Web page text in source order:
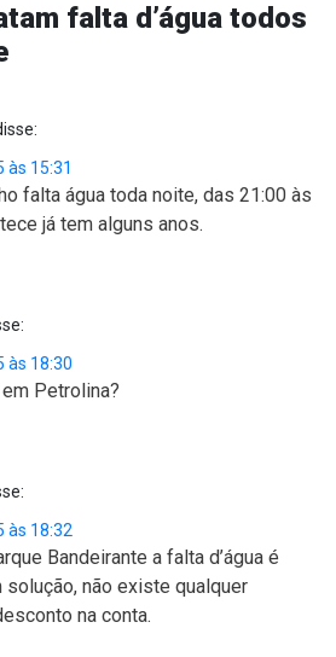
falta d’água todos
às 15:31
falta água toda noite, das 21:00 às
já tem alguns anos.
às 18:30
Petrolina?
às 18:32
Bandeirante a falta d’água é
não existe qualquer
na conta.